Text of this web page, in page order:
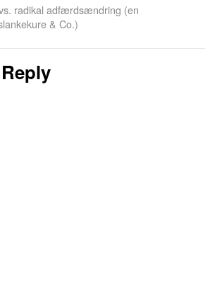
radikal adfærdsændring (en
& Co.)